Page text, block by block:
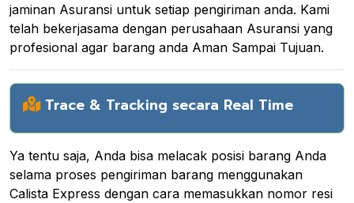
jaminan Asuransi untuk setiap pengiriman anda. Kami
telah bekerjasama dengan perusahaan Asuransi yang
profesional agar barang anda Aman Sampai Tujuan.
Trace & Tracking secara Real Time
Ya tentu saja, Anda bisa melacak posisi barang Anda
selama proses pengiriman barang menggunakan
Calista Express dengan cara memasukkan nomor resi